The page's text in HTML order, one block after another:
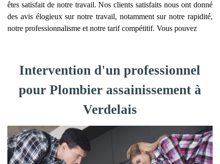
êtes satisfait de notre travail. Nos clients satisfaits nous ont donné
des avis élogieux sur notre travail, notamment sur notre rapidité,
notre professionnalisme et notre tarif compétitif. Vous pouvez
Intervention d'un professionnel
pour Plombier assainissement à
Verdelais